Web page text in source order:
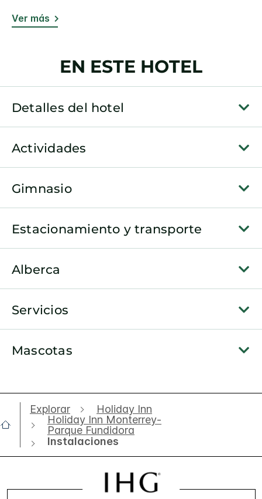
Ver más
EN ESTE HOTEL
Detalles del hotel
Actividades
Gimnasio
Estacionamiento y transporte
Alberca
Servicios
Mascotas
Explorar
Holiday Inn
Holiday Inn Monterrey-
Parque Fundidora
Instalaciones